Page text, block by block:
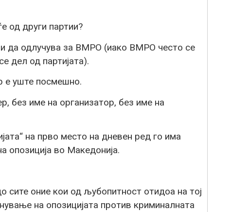
од други партии?
да одлучува за ВМРО (иако ВМРО често се
дел од партијата).
е уште посмешно.
без име на организатор, без име на
на прво место на дневен ред го има
опозиција во Македонија.
сите оние кои од љубопитност отидоа на тој
на опозицијата против криминалната